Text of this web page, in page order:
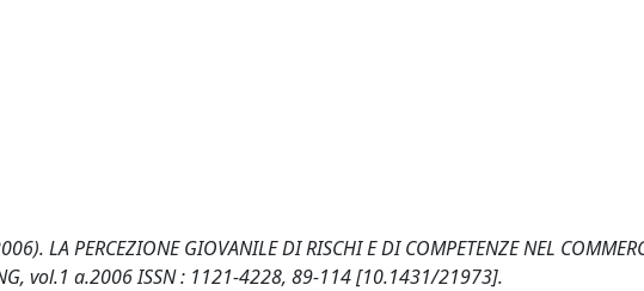
LA PERCEZIONE GIOVANILE DI RISCHI E DI COMPETENZE NEL
vol.1 a.2006 ISSN : 1121-4228, 89-114 [10.1431/21973].